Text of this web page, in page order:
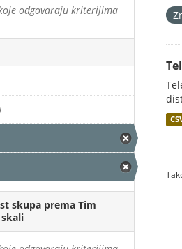
odgovaraju kriterijima
skupa prema Tim
skali